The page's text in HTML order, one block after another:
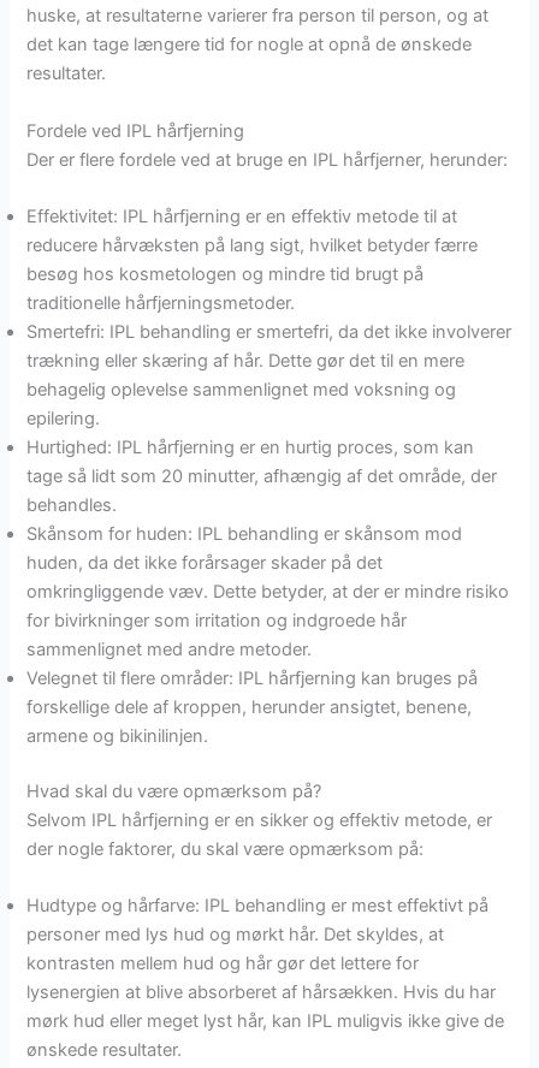
huske, at resultaterne varierer fra person til person, og at
det kan tage længere tid for nogle at opnå de ønskede
resultater.
Fordele ved IPL hårfjerning
Der er flere fordele ved at bruge en IPL hårfjerner, herunder:
Effektivitet: IPL hårfjerning er en effektiv metode til at
reducere hårvæksten på lang sigt, hvilket betyder færre
besøg hos kosmetologen og mindre tid brugt på
traditionelle hårfjerningsmetoder.
Smertefri: IPL behandling er smertefri, da det ikke involverer
trækning eller skæring af hår. Dette gør det til en mere
behagelig oplevelse sammenlignet med voksning og
epilering.
Hurtighed: IPL hårfjerning er en hurtig proces, som kan
tage så lidt som 20 minutter, afhængig af det område, der
behandles.
Skånsom for huden: IPL behandling er skånsom mod
huden, da det ikke forårsager skader på det
omkringliggende væv. Dette betyder, at der er mindre risiko
for bivirkninger som irritation og indgroede hår
sammenlignet med andre metoder.
Velegnet til flere områder: IPL hårfjerning kan bruges på
forskellige dele af kroppen, herunder ansigtet, benene,
armene og bikinilinjen.
Hvad skal du være opmærksom på?
Selvom IPL hårfjerning er en sikker og effektiv metode, er
der nogle faktorer, du skal være opmærksom på:
Hudtype og hårfarve: IPL behandling er mest effektivt på
personer med lys hud og mørkt hår. Det skyldes, at
kontrasten mellem hud og hår gør det lettere for
lysenergien at blive absorberet af hårsækken. Hvis du har
mørk hud eller meget lyst hår, kan IPL muligvis ikke give de
ønskede resultater.